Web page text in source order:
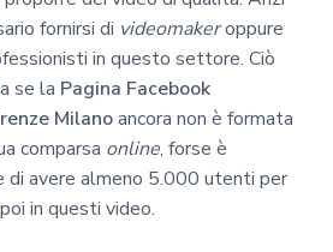
fornirsi di videomakeroppure
in questo settore. Ciò
se la Pagina Facebook
Milanoancora non è formata
comparsa online, forse è
di avere almeno 5.000 utenti per
in questi video.